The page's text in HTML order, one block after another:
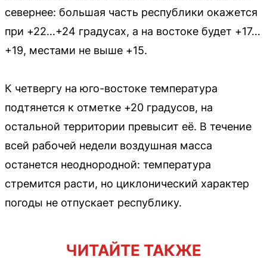
севернее: большая часть республики окажется
при +22…+24 градусах, а на востоке будет +17…
+19, местами не выше +15.
К четвергу на юго-востоке температура
подтянется к отметке +20 градусов, на
остальной территории превысит её. В течение
всей рабочей недели воздушная масса
останется неоднородной: температура
стремится расти, но циклонический характер
погоды не отпускает республику.
ЧИТАЙТЕ ТАКЖЕ